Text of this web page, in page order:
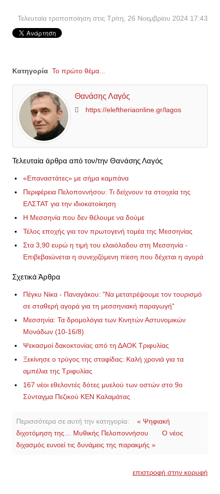
Τελευταία τροποποίηση στις Τρίτη, 26 Νοεμβρίου 2024 17:43
Κατηγορία Το πρώτο θέμα...
Θανάσης Λαγός
https://eleftheriaonline.gr/lagos
Τελευταία άρθρα από τον/την Θανάσης Λαγός
«Επαναστάτες» με σήμα καμπάνα
Περιφέρεια Πελοποννήσου: Τι δείχνουν τα στοιχεία της
ΕΛΣΤΑΤ για την ιδιοκατοίκηση
Η Μεσσηνία που δεν θέλουμε να δούμε
Τέλος εποχής για τον πρωτογενή τομέα της Μεσσηνίας
Στα 3,90 ευρώ η τιμή του ελαιόλαδου στη Μεσσηνία -
Επιβεβαιώνεται η συνεχιζόμενη πίεση που δέχεται η αγορά
Σχετικά Άρθρα
Πέγκυ Νίκα - Παναγάκου: "Να μετατρέψουμε τον τουρισμό
σε σταθερή αγορά για τη μεσσηνιακή παραγωγή"
Μεσσηνία: Τα δρομολόγια των Κινητών Αστυνομικών
Μονάδων (10-16/8)
Ψεκασμοί δακοκτονίας από τη ΔΑΟΚ Τριφυλίας
Ξεκίνησε ο τρύγος της σταφίδας: Καλή χρονιά για τα
αμπέλια της Τριφυλίας
167 νέοι εθελοντές δότες μυελού των οστών στο 9ο
Σύνταγμα Πεζικού ΚΕΝ Καλαμάτας
Περισσότερα σε αυτή την κατηγορία:
« Ψηφιακή
διχοτόμηση της… Μυθικής Πελοποννήσου
Ο νέος
διχασμός ευνοεί τις δυνάμεις της παρακμής »
επιστροφή στην κορυφή